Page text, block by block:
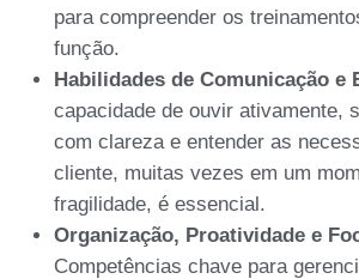
para compreender os
função.
Habilidades de Comunicação e
capacidade de ouvir ativamente,
com clareza e entender as
cliente, muitas vezes em um
fragilidade, é essencial.
Organização, Proatividade e
Competências chave para